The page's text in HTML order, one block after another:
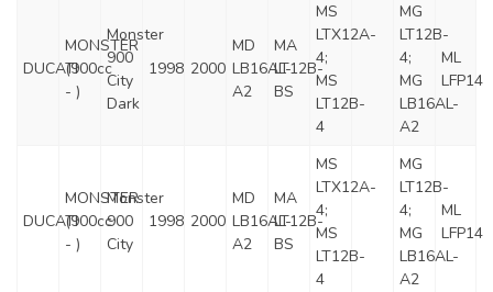
DUCATI
MONSTER
(900cc
- )
Monster
900
City
Dark
1998 2000
MD
LB16AL-
A2
MA
LT12B-
BS
MS
LTX12A-
4;
MS
LT12B-
4
MG
LT12B-
4;
MG
LB16AL-
A2
ML
LFP14
DUCATI
MONSTER
(900cc
- )
Monster
900
City
1998 2000
MD
LB16AL-
A2
MA
LT12B-
BS
MS
LTX12A-
4;
MS
LT12B-
4
MG
LT12B-
4;
MG
LB16AL-
A2
ML
LFP14